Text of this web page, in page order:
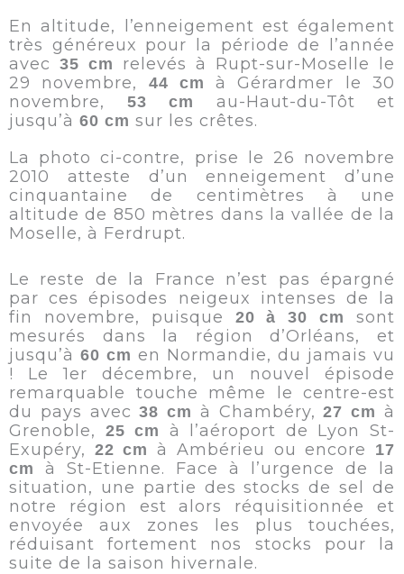
En altitude, l’enneigement est également
très généreux pour la période de l’année
avec 35 cm
relevés à Rupt-sur-Moselle le
29 novembre, 44 cm
à Gérardmer le 30
novembre, 53 cm
au-Haut-du-Tôt et
jusqu’à 60 cm sur les crêtes.
La photo ci-contre, prise le 26 novembre
2010 atteste d’un enneigement d’une
cinquantaine de centimètres à une
altitude de 850 mètres dans la vallée de la
Moselle, à Ferdrupt.
Le reste de la France n’est pas épargné
par ces épisodes neigeux intenses de la
fin novembre, puisque 20 à 30 cm
sont
mesurés dans la région d’Orléans, et
jusqu’à 60 cm en Normandie, du jamais vu
! Le 1er décembre, un nouvel épisode
remarquable touche même le centre-est
du pays avec38 cm à Chambéry,27 cm à
Grenoble, 25 cm
à l’aéroport de Lyon St-
Exupéry, 22 cm à Ambérieu ou encore 17
cm
à St-Etienne. Face à l’urgence de la
situation, une partie des stocks de sel de
notre région est alors réquisitionnée et
envoyée aux zones les plus touchées,
réduisant fortement nos stocks pour la
suite de la saison hivernale.